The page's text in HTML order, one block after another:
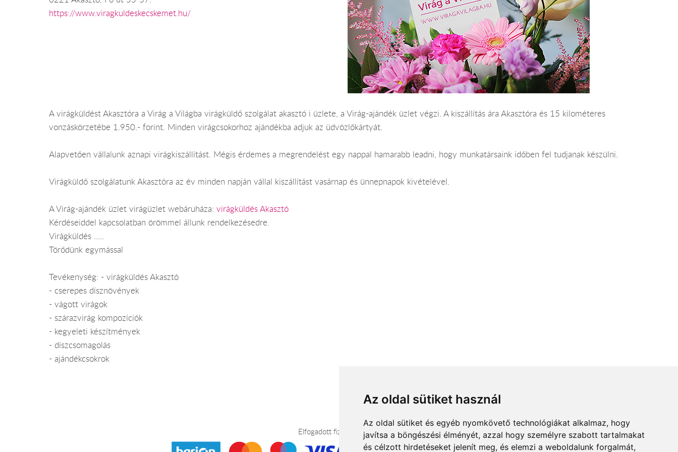
Az oldal sütiket használ
Az oldal sütiket és egyéb nyomkövető technológiákat alkalmaz, hogy
javítsa a böngészési élményét, azzal hogy személyre szabott tartalmakat
és célzott hirdetéseket jelenít meg, és elemzi a weboldalunk forgalmát,
https://www.viragkuldeskecskemet.hu/
A virágküldést Akasztóra a Virág a Világba virágküldő szolgálat akasztó i üzlete, a Virág-ajándék üzlet végzi. A kiszállítás ára Akasztóra és 15 kilométeres
vonzáskörzetébe 1.950.- forint. Minden virágcsokorhoz ajándékba adjuk az üdvözlőkártyát.
Alapvetően vállalunk aznapi virágkiszállítást. Mégis érdemes a megrendelést egy nappal hamarabb leadni, hogy munkatársaink időben fel tudjanak készülni.
Virágküldő szolgálatunk Akasztóra az év minden napján vállal kiszállítást vasárnap és ünnepnapok kivételével.
A Virág-ajándék üzlet virágüzlet webáruháza: virágküldés Akasztó
Kérdéseiddel kapcsolatban örömmel állunk rendelkezésedre.
Virágküldés .....
Törődünk egymással
Tevékenység: - virágküldés Akasztó
- cserepes dísznövények
- vágott virágok
- szárazvirág kompozíciók
- kegyeleti készítmények
- díszcsomagolás
- ajándékcsokrok
Elfogadott fizetési módok